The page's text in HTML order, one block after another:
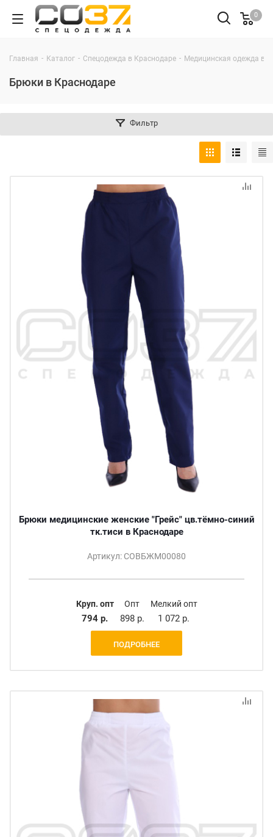
0
Главная - Каталог - Спецодежда в Краснодаре - Медицинская одежда в
Брюки в Краснодаре
Фильтр
Брюки медицинские женские "Грейс" цв.тёмно-синий
тк.тиси в Краснодаре
Артикул: СОВБЖМ00080
Круп. опт
794 р.
Опт
898 р.
Мелкий опт
1 072 р.
ПОДРОБНЕЕ